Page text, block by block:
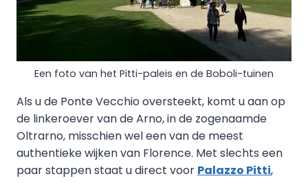
Een foto van het Pitti-paleis en de Boboli-tuinen
Als u de Ponte Vecchio oversteekt, komt u aan op
de linkeroever van de Arno, in de zogenaamde
Oltrarno, misschien wel een van de meest
authentieke wijken van Florence. Met slechts een
paar stappen staat u direct voor Palazzo Pitti,